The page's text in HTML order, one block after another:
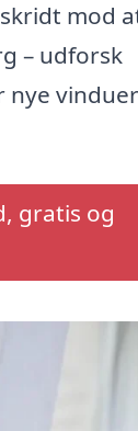
mod
– udforsk
gratis og